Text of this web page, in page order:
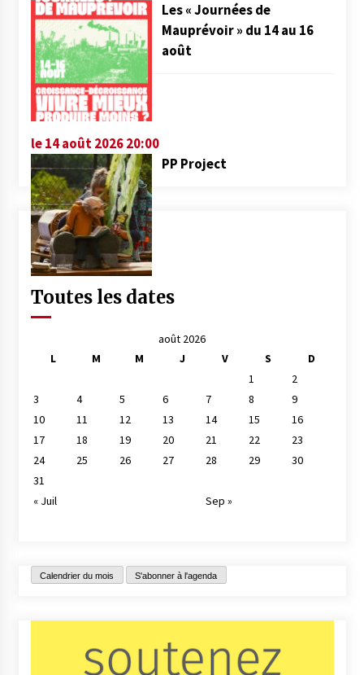
Les « Journées de
Mauprévoir » du 14 au 16
août
le 14 août 2026 20:00
PP Project
Toutes les dates
août 2026
L
M M J V S
D
1
2
3
4 5 6 7 8
9
10
11 12 13 14 15
16
17
18 19 20 21 22
23
24
25 26 27 28 29
30
31
« Juil
Sep »
Calendrier du mois S'abonner à l'agenda